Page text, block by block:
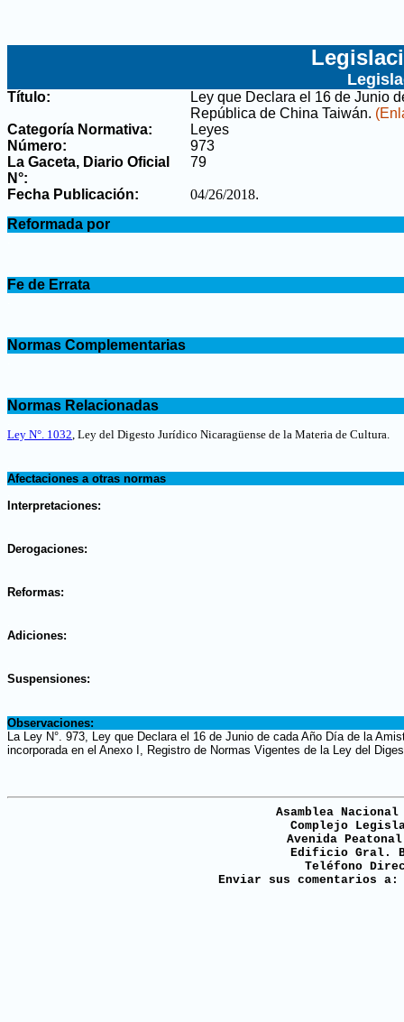
Título:
Ley que Declara el 16 de Junio
República de China Taiwán.
Categoría Normativa:
Leyes
Número:
973
La Gaceta, Diario Oficial
N°:
79
Fecha Publicación: 04/26/2018.
Reformada por
Fe de Errata
Normas Complementarias
Normas Relacionadas
Ley N°. 1032, Ley del Digesto Jurídico Nicaragüense de la Materia de Cultura.
Afectaciones a otras normas
Interpretaciones:
Derogaciones:
Reformas:
Adiciones:
Suspensiones:
Observaciones:
La Ley N°. 973, Ley que Declara el 16 de Junio de cada Año Día de la
incorporada en el Anexo I, Registro de Normas Vigentes de la Ley del
Asamblea
Complejo
Avenida
Edificio Gral.
Teléfono
Enviar sus comentarios